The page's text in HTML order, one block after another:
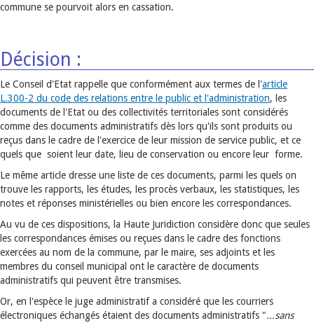
commune se pourvoit alors en cassation.
Décision :
Le Conseil d'Etat rappelle que conformément aux termes de l'article
L.300-2 du code des relations entre le public et l'administration, les
documents de l'Etat ou des collectivités territoriales sont considérés
comme des documents administratifs dès lors qu'ils sont produits ou
reçus dans le cadre de l'exercice de leur mission de service public, et ce
quels que soient leur date, lieu de conservation ou encore leur forme.
Le même article dresse une liste de ces documents, parmi les quels on
trouve les rapports, les études, les procès verbaux, les statistiques, les
notes et réponses ministérielles ou bien encore les correspondances.
Au vu de ces dispositions, la Haute Juridiction considère donc que seules
les correspondances émises ou reçues dans le cadre des fonctions
exercées au nom de la commune, par le maire, ses adjoints et les
membres du conseil municipal ont le caractère de documents
administratifs qui peuvent être transmises.
Or, en l'espèce le juge administratif a considéré que les courriers
électroniques échangés étaient des documents administratifs "...sans